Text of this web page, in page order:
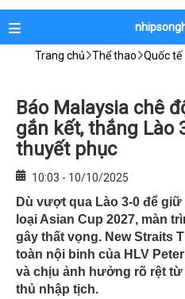
Trang chủ Thể thao Quốc tế
Báo Malaysia chê
gắn kết, thắng Lào
thuyết phục
10:03 - 10/10/2025
Dù vượt qua Lào 3-0 để
loại Asian Cup 2027, màn
gây thất vọng. New Straits
toàn nội binh của HLV
và chịu ảnh hưởng rõ rệt từ
thủ nhập tịch.